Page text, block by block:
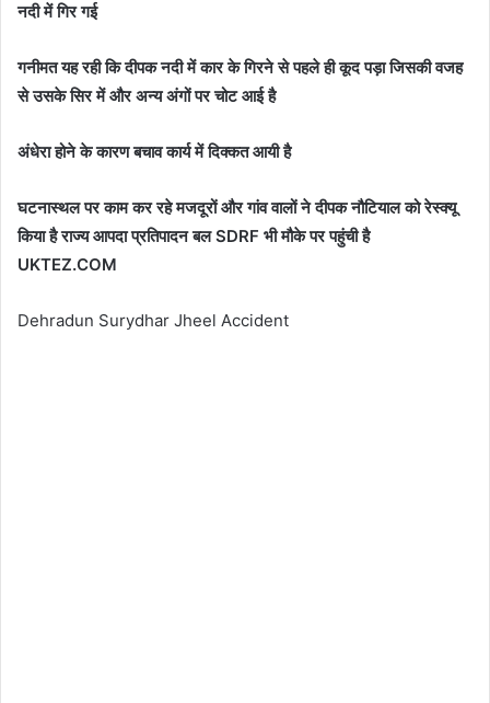
नदी में गिर गई
गनीमत यह रही कि दीपक नदी में कार के गिरने से पहले ही कूद पड़ा जिसकी वजह
से उसके सिर में और अन्य अंगों पर चोट आई है
अंधेरा होने के कारण बचाव कार्य में दिक्कत आयी है
घटनास्थल पर काम कर रहे मजदूरों और गांव वालों ने दीपक नौटियाल को रेस्क्यू
किया है राज्य आपदा प्रतिपादन बल SDRF भी मौके पर पहुंची है
UKTEZ.COM
Dehradun Surydhar Jheel Accident